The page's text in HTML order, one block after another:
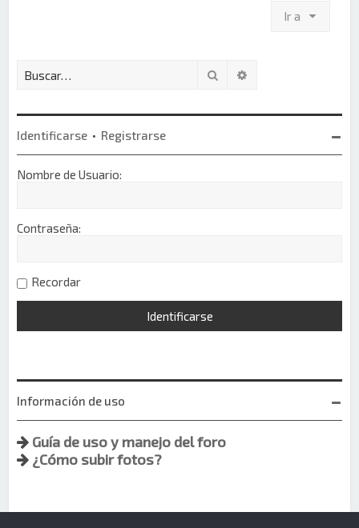
Ir a
Buscar
Identificarse • Registrarse
Nombre de Usuario:
Contraseña:
Recordar
Información de uso
Guía de uso y manejo del foro
¿Cómo subir fotos?